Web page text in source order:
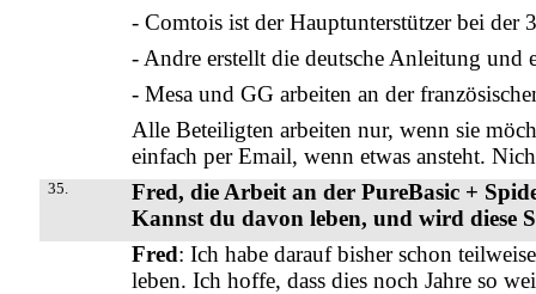
- Comtois ist der Hauptunterstützer bei
- Andre erstellt die deutsche Anleitung und
- Mesa und GG arbeiten an der
Alle Beteiligten arbeiten nur, wenn sie
einfach per Email, wenn etwas ansteht.
35.
Fred, die Arbeit an der PureBasic +
Kannst du davon leben, und wird diese
Fred: Ich habe darauf bisher schon
leben. Ich hoffe, dass dies noch Jahre so